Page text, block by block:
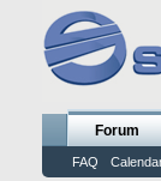
Forum
FAQ